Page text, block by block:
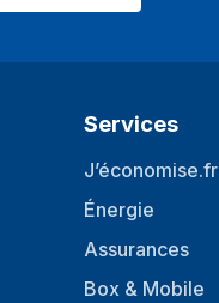
Services
J’économise.fr
Énergie
Assurances
Box & Mobile